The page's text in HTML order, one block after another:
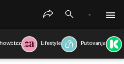
Lifestyle Putovanja